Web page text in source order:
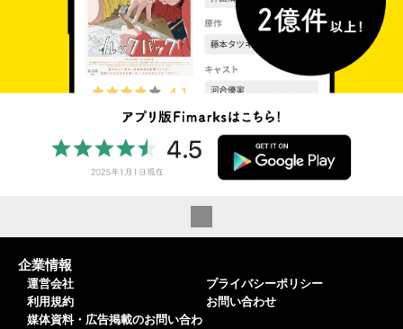
企業情報
運営会社
利用規約
媒体資料・広告掲載のお問い合わ
プライバシーポリシー
お問い合わせ